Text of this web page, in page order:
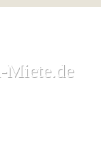
Miete.de
Miete.de